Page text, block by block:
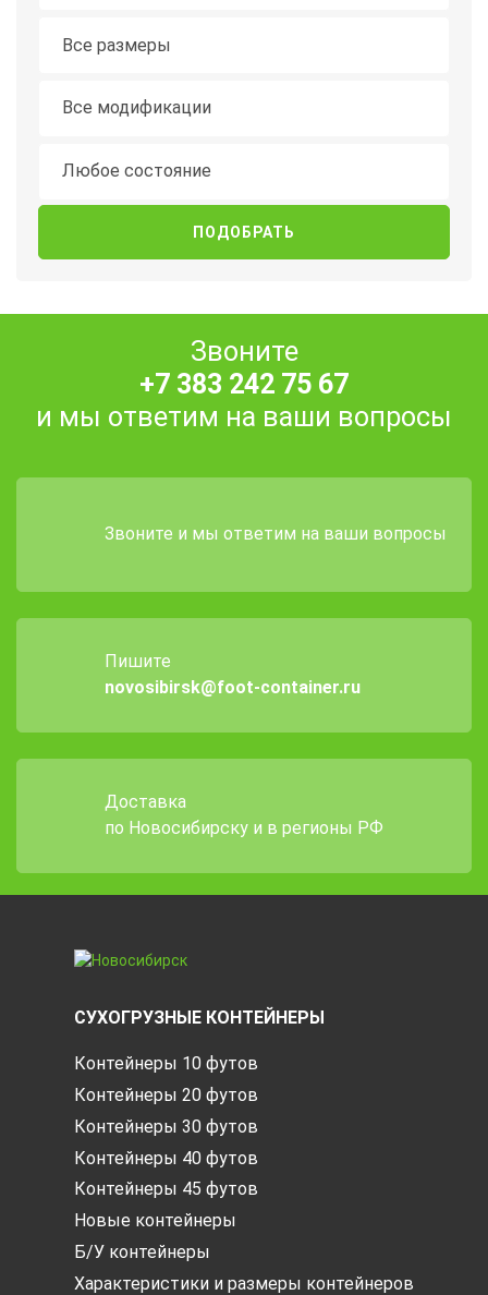
Все размеры
Все модификации
Любое состояние
Звоните
+7 383 242 75 67
и мы ответим на ваши вопросы
Звоните и мы ответим на ваши вопросы
Пишите
novosibirsk@foot-container.ru
Доставка
по Новосибирску и в регионы РФ
СУХОГРУЗНЫЕ КОНТЕЙНЕРЫ
Контейнеры 10 футов
Контейнеры 20 футов
Контейнеры 30 футов
Контейнеры 40 футов
Контейнеры 45 футов
Новые контейнеры
Б/У контейнеры
Характеристики и размеры контейнеров